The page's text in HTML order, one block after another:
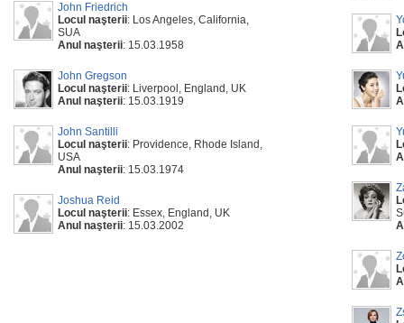
John Friedrich
Locul naşterii: Los Angeles, California,
SUA
Anul naşterii: 15.03.1958
John Gregson
Locul naşterii: Liverpool, England, UK
Anul naşterii: 15.03.1919
John Santilli
Locul naşterii: Providence, Rhode Island,
USA
Anul naşterii: 15.03.1974
Joshua Reid
Locul naşterii: Essex, England, UK
Anul naşterii: 15.03.2002